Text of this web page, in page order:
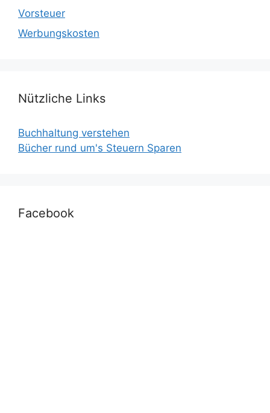
Vorsteuer
Werbungskosten
Nützliche Links
Buchhaltung verstehen
Bücher rund um's Steuern Sparen
Facebook